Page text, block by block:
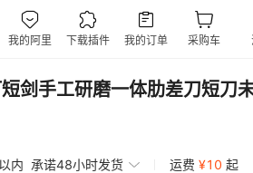
剑手工研磨一体肋差刀短刀
内 承诺48小时发货 运费 ¥10 起